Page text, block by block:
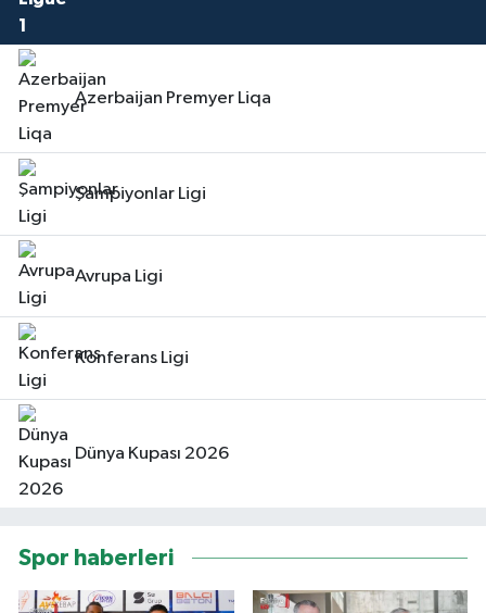
Azerbaijan Premyer Liqa
Şampiyonlar Ligi
Avrupa Ligi
Konferans Ligi
Dünya Kupası 2026
Spor haberleri